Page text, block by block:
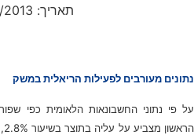
תאריך:
נתונים מעורבים לפעילות הריאלית במשק
על פי נתוני החשבונאות הלאומית כפי